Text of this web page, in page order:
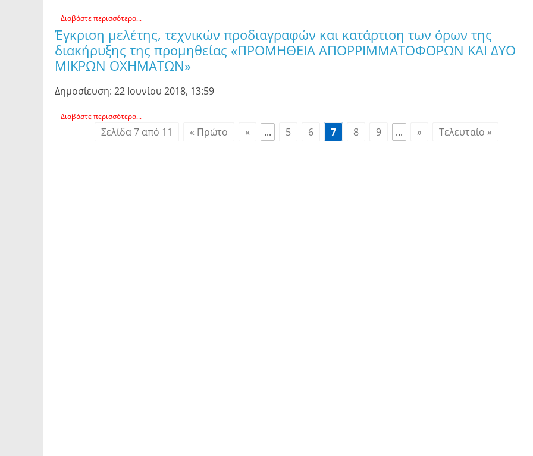
Διαβάστε περισσότερα...
Έγκριση μελέτης, τεχνικών προδιαγραφών και κατάρτιση των όρων της
διακήρυξης της προμηθείας «ΠΡΟΜΗΘΕΙΑ ΑΠΟΡΡΙΜΜΑΤΟΦΟΡΩΝ ΚΑΙ ΔΥΟ
ΜΙΚΡΩΝ ΟΧΗΜΑΤΩΝ»
Δημοσίευση: 22 Ιουνίου 2018, 13:59
Διαβάστε περισσότερα...
Σελίδα 7 από 11 « Πρώτο « ... 5 6 7 8 9 ... » Τελευταίο »